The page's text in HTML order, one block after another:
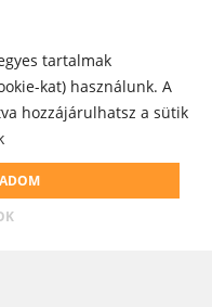
tartalmak
kat) használunk. A
hozzájárulhatsz a sütik
tartalmak
kat) használunk. A
hozzájárulhatsz a sütik
nyújthassunk.